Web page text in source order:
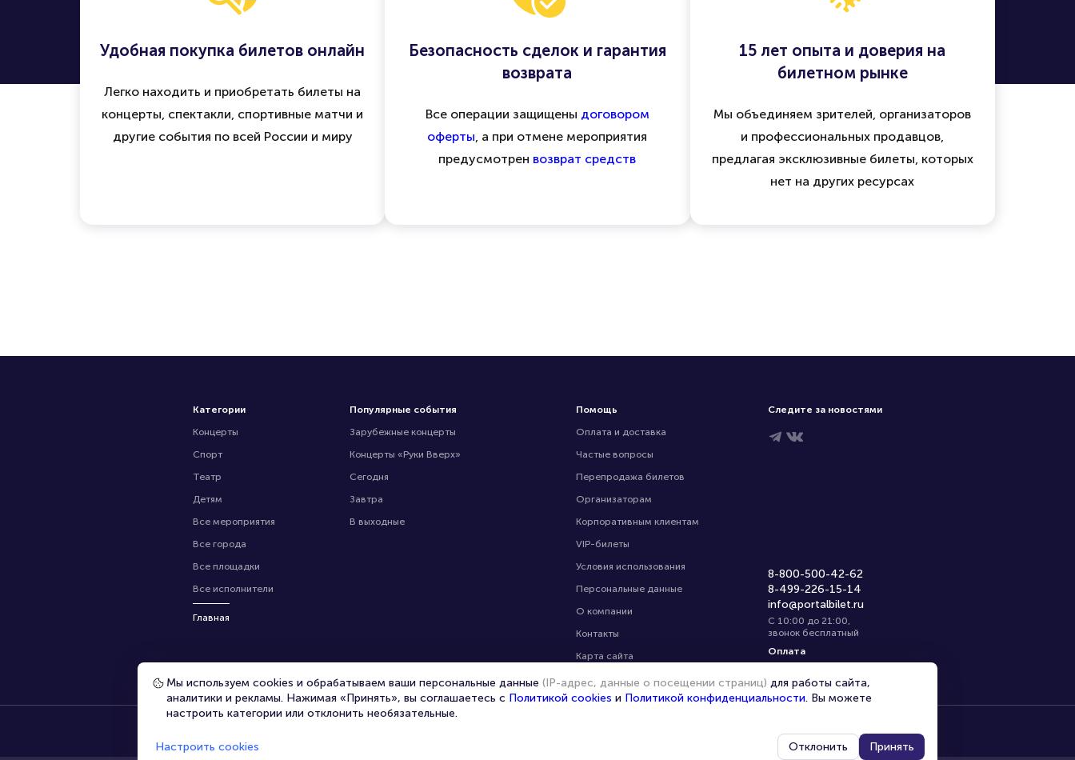
Удобная покупка билетов онлайн
Легко находить и приобретать билеты на
концерты, спектакли, спортивные матчи и
другие события по всей России и миру
Безопасность сделок и гарантия
возврата
Все операции защищены договором
оферты, а при отмене мероприятия
предусмотрен возврат средств
15 лет опыта и доверия на
билетном рынке
Мы объединяем зрителей, организаторов
и профессиональных продавцов,
предлагая эксклюзивные билеты, которых
нет на других ресурсах
Категории
Концерты
Спорт
Театр
Детям
Все мероприятия
Все города
Все площадки
Все исполнители
Главная
Популярные события
Зарубежные концерты
Концерты «Руки Вверх»
Сегодня
Завтра
В выходные
Помощь
Оплата и доставка
Частые вопросы
Перепродажа билетов
Организаторам
Корпоративным клиентам
VIP-билеты
Условия использования
Персональные данные
О компании
Контакты
Карта сайта
Управление cookies
Следите за новостями
8-800-500-42-62
8-499-226-15-14
info@portalbilet.ru
С 10:00 до 21:00,
звонок бесплатный
Оплата
Мы используем cookies и обрабатываем ваши персональные данные (IP-адрес, данные о посещении страниц) для работы сайта,
аналитики и рекламы. Нажимая «Принять», вы соглашаетесь с Политикой cookies и Политикой конфиденциальности. Вы можете
настроить категории или отклонить необязательные.
Настроить cookies Отклонить Принять